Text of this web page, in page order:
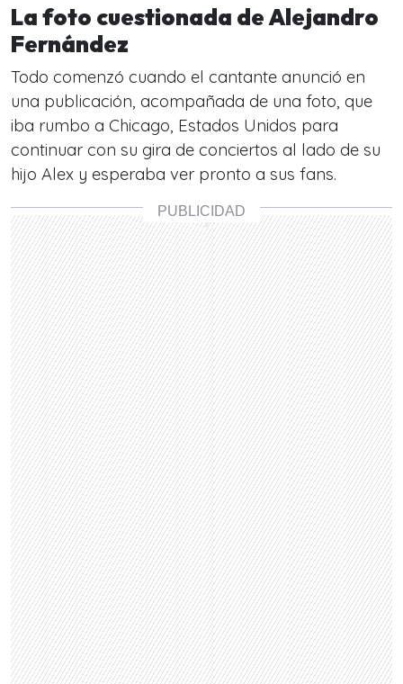
La foto cuestionada de Alejandro
Fernández
Todo comenzó cuando el cantante anunció en
una publicación, acompañada de una foto, que
iba rumbo a Chicago, Estados Unidos para
continuar con su gira de conciertos al lado de su
hijo Alex y esperaba ver pronto a sus fans.